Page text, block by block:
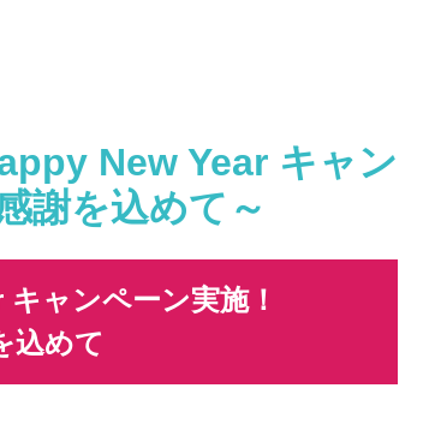
New Year キャン
謝を込めて～
ャンペーン実施！
込めて